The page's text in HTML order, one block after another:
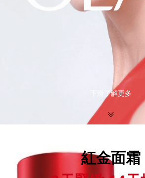
下滑了解更多
紅金面霜